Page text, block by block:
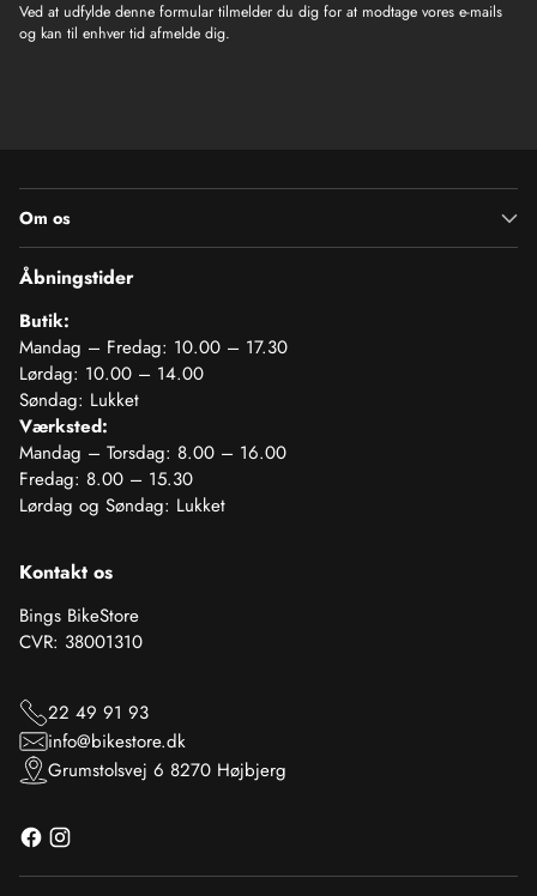
Ved at udfylde denne formular tilmelder du dig for at modtage vores e-mails
og kan til enhver tid afmelde dig.
Om os
Åbningstider
Butik:
Mandag – Fredag: 10.00 – 17.30
Lørdag: 10.00 – 14.00
Søndag: Lukket
Værksted:
Mandag – Torsdag: 8.00 – 16.00
Fredag: 8.00 – 15.30
Lørdag og Søndag: Lukket
Kontakt os
Bings BikeStore
CVR: 38001310
22 49 91 93
info@bikestore.dk
Grumstolsvej 6 8270 Højbjerg